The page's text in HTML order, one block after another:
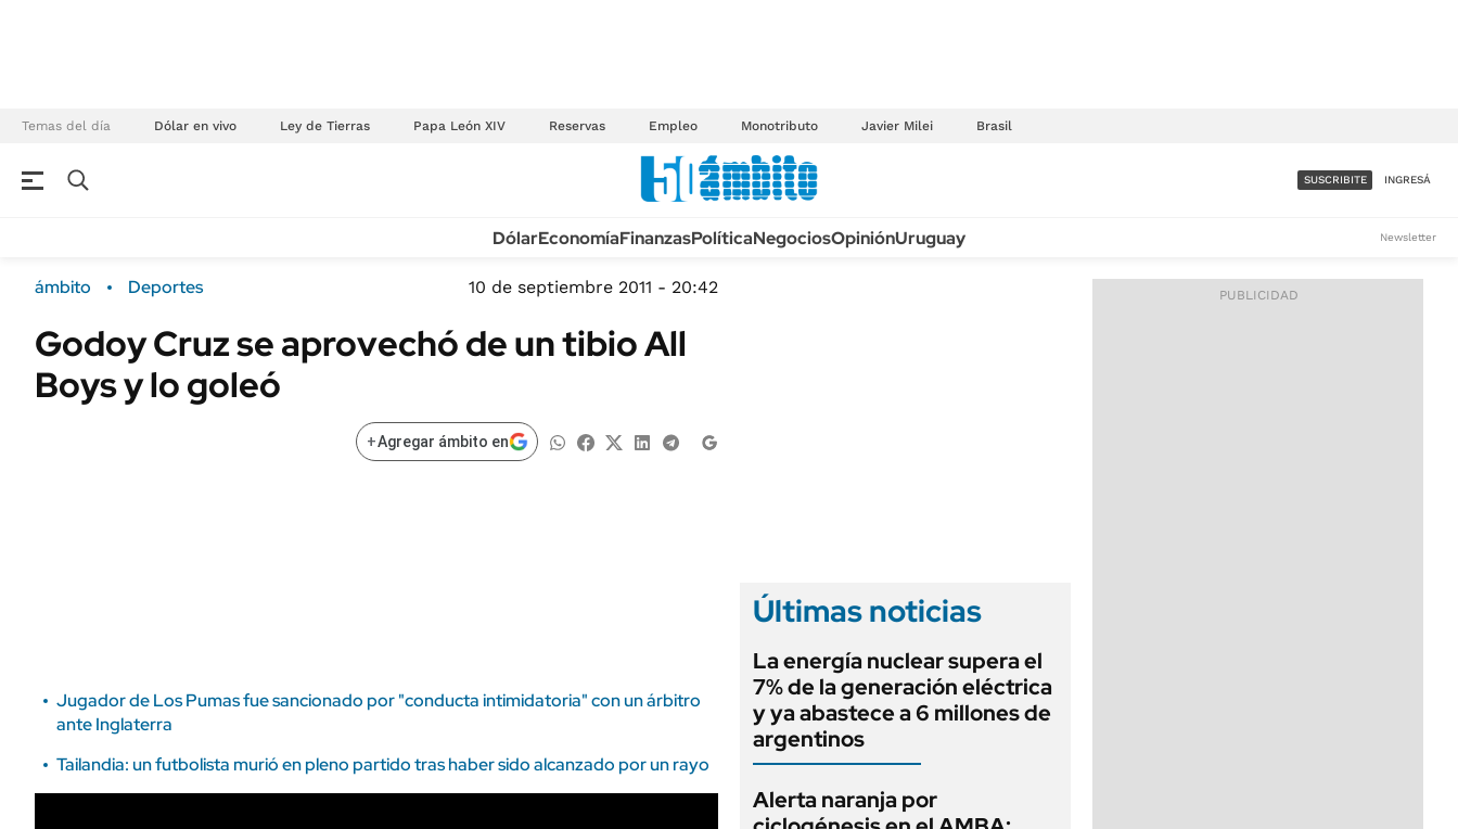
Temas del día Dólar en vivo Ley de Tierras Papa León XIV Reservas Empleo Monotributo Javier Milei Brasil
Campo
FINANZAS
Sustentabilidad
POLÍTICA
TECNOLOGÍA
MÉXICO
MUNDO
ACCESO FULL - $1.800/MES
SUSCRIBITE INGRESÁ
DólarEconomíaFinanzasPolíticaNegociosOpiniónUruguay Newsletter
ámbito Deportes 10 de septiembre 2011 - 20:42
Godoy Cruz se aprovechó de un tibio All
Boys y lo goleó
+Agregar ámbito en
Jugador de Los Pumas fue sancionado por "conducta intimidatoria" con un árbitro
ante Inglaterra
Tailandia: un futbolista murió en pleno partido tras haber sido alcanzado por un rayo
Últimas noticias
La energía nuclear supera el
7% de la generación eléctrica
y ya abastece a 6 millones de
argentinos
Alerta naranja por